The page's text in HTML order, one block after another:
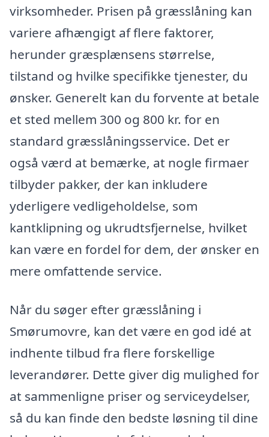
virksomheder. Prisen på græsslåning kan
variere afhængigt af flere faktorer,
herunder græsplænsens størrelse,
tilstand og hvilke specifikke tjenester, du
ønsker. Generelt kan du forvente at betale
et sted mellem 300 og 800 kr. for en
standard græsslåningsservice. Det er
også værd at bemærke, at nogle firmaer
tilbyder pakker, der kan inkludere
yderligere vedligeholdelse, som
kantklipning og ukrudtsfjernelse, hvilket
kan være en fordel for dem, der ønsker en
mere omfattende service.
Når du søger efter græsslåning i
Smørumovre, kan det være en god idé at
indhente tilbud fra flere forskellige
leverandører. Dette giver dig mulighed for
at sammenligne priser og serviceydelser,
så du kan finde den bedste løsning til dine